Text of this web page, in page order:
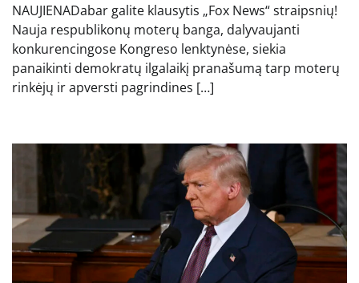
NAUJIENADabar galite klausytis „Fox News“ straipsnių!
Nauja respublikonų moterų banga, dalyvaujanti
konkurencingose ​​Kongreso lenktynėse, siekia
panaikinti demokratų ilgalaikį pranašumą tarp moterų
rinkėjų ir apversti pagrindines […]